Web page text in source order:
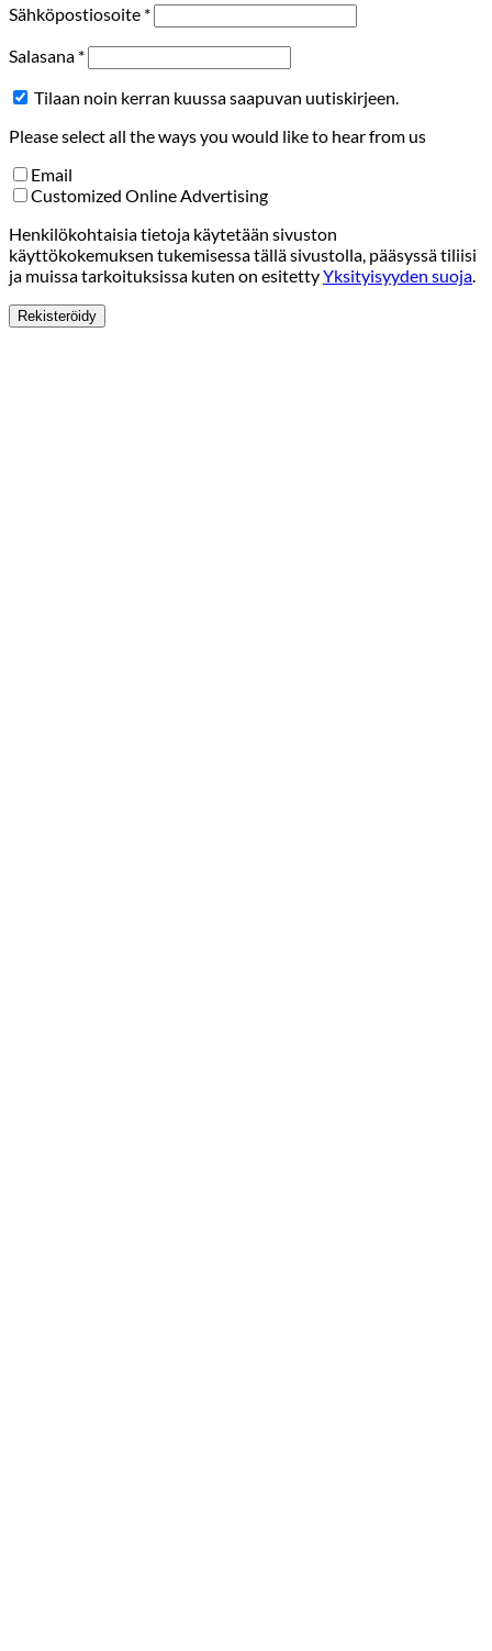
Sähköpostiosoite *Vaaditaan
Salasana *Vaaditaan
Tilaan noin kerran kuussa saapuvan uutiskirjeen.
Please select all the ways you would like to hear from us
Email
Customized Online Advertising
Henkilökohtaisia tietoja käytetään sivuston
käyttökokemuksen tukemisessa tällä sivustolla, pääsyssä tiliisi
ja muissa tarkoituksissa kuten on esitettyYksityisyyden suoja
Rekisteröidy